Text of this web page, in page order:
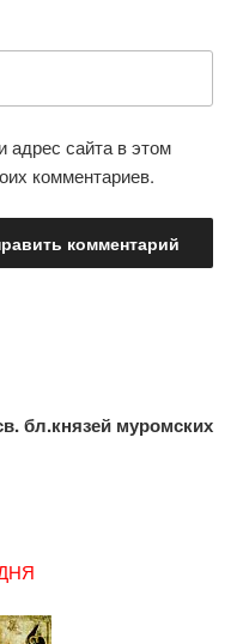
адрес сайта в этом
комментариев.
бл.князей муромских